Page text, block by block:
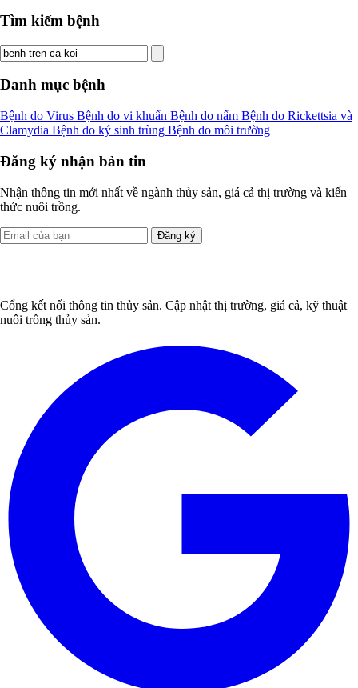
Tìm kiếm bệnh
Danh mục bệnh
Bệnh do Virus Bệnh do vi khuẩn Bệnh do nấm Bệnh do Rickettsia và
Clamydia Bệnh do ký sinh trùng Bệnh do môi trường
Đăng ký nhận bản tin
Nhận thông tin mới nhất về ngành thủy sản, giá cả thị trường và kiến
thức nuôi trồng.
Đăng ký
Cổng kết nối thông tin thủy sản. Cập nhật thị trường, giá cả, kỹ thuật
nuôi trồng thủy sản.